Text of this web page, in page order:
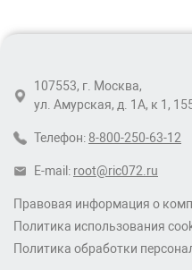
Правовая информация о
Политика использования
Политика обработки
107553, г. Москва,
ул. Амурская, д. 1А, к 1,
Телефон: 8-800-250-63-12
E-mail: root@ric072.ru